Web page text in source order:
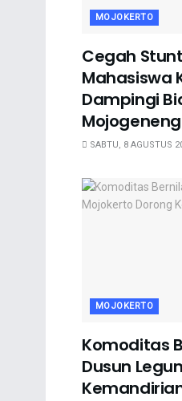
MOJOKERTO
Cegah
Mahasiswa
Dampingi
Mojogeneng
SABTU, 8 AGUSTUS
MOJOKERTO
Komoditas
Dusun